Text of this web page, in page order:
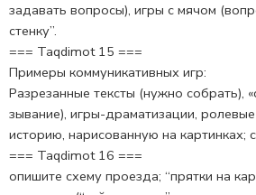
за­давать вопросы), игры с мячом
стенку”.
=== Taqdimot 15 ===
Примеры коммуникативных игр:
Разрезанные тексты (нужно собрать),
зывание), игры-драматизации,
историю, нарисованную на картинках;
=== Taqdimot 16 ===
опишите схему проезда; “прятки на